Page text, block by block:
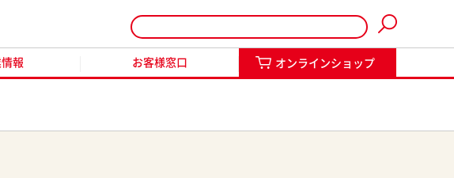
報 お客様窓口 オンラインショップ
オンラインショップ